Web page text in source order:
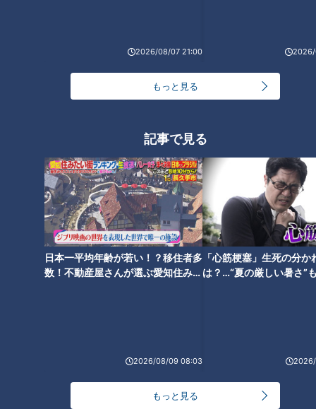
2026/08/07 21:00 2026/
もっと見る
記事で見る
日本一平均年齢が若い！？移住者多
数！不動産屋さんが選ぶ愛知住みた
2026/08/09 08:03
「心筋梗塞」生死の分か
は？…“夏の厳しい暑さ”
もっと見る
この記事を見たあなたへのおすすめ
【お花見のん兵衛】小高アナ参
戦！スタジオに桜を飾ったら夏
目アナから名言が生まれました
【切り抜きみてちょ】若狭アナ
が実況の際に意識しているの
は…？ #ドラゴンズ #若狭アナ
#榊原アナ #中村アナ #中日ドラ
ゴンズ